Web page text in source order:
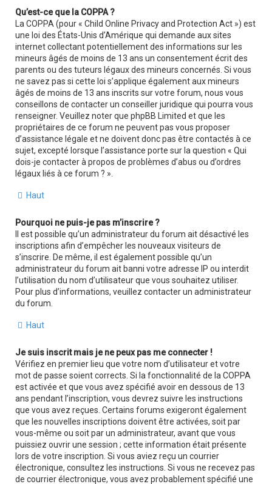
Qu’est-ce que la COPPA ?
La COPPA (pour « Child Online Privacy and Protection Act ») est
une loi des États-Unis d’Amérique qui demande aux sites
internet collectant potentiellement des informations sur les
mineurs âgés de moins de 13 ans un consentement écrit des
parents ou des tuteurs légaux des mineurs concernés. Si vous
ne savez pas si cette loi s’applique également aux mineurs
âgés de moins de 13 ans inscrits sur votre forum, nous vous
conseillons de contacter un conseiller juridique qui pourra vous
renseigner. Veuillez noter que phpBB Limited et que les
propriétaires de ce forum ne peuvent pas vous proposer
d’assistance légale et ne doivent donc pas être contactés à ce
sujet, excepté lorsque l’assistance porte sur la question « Qui
dois-je contacter à propos de problèmes d’abus ou d’ordres
légaux liés à ce forum ? ».
Haut
Pourquoi ne puis-je pas m’inscrire ?
Il est possible qu’un administrateur du forum ait désactivé les
inscriptions afin d’empêcher les nouveaux visiteurs de
s’inscrire. De même, il est également possible qu’un
administrateur du forum ait banni votre adresse IP ou interdit
l’utilisation du nom d’utilisateur que vous souhaitez utiliser.
Pour plus d’informations, veuillez contacter un administrateur
du forum.
Haut
Je suis inscrit mais je ne peux pas me connecter !
Vérifiez en premier lieu que votre nom d’utilisateur et votre
mot de passe soient corrects. Si la fonctionnalité de la COPPA
est activée et que vous avez spécifié avoir en dessous de 13
ans pendant l’inscription, vous devrez suivre les instructions
que vous avez reçues. Certains forums exigeront également
que les nouvelles inscriptions doivent être activées, soit par
vous-même ou soit par un administrateur, avant que vous
puissiez ouvrir une session ; cette information était présente
lors de votre inscription. Si vous aviez reçu un courrier
électronique, consultez les instructions. Si vous ne recevez pas
de courrier électronique, vous avez probablement spécifié une